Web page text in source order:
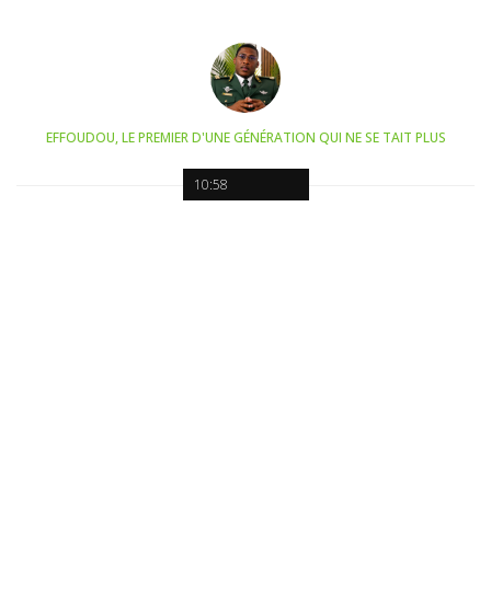
10:58
EFFOUDOU, LE PREMIER D'UNE GÉNÉRATION QUI NE SE TAIT PLUS